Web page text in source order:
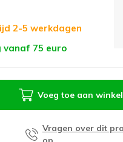
2-5 werkdagen
vanaf 75 euro
Voeg toe aan
Vragen over dit